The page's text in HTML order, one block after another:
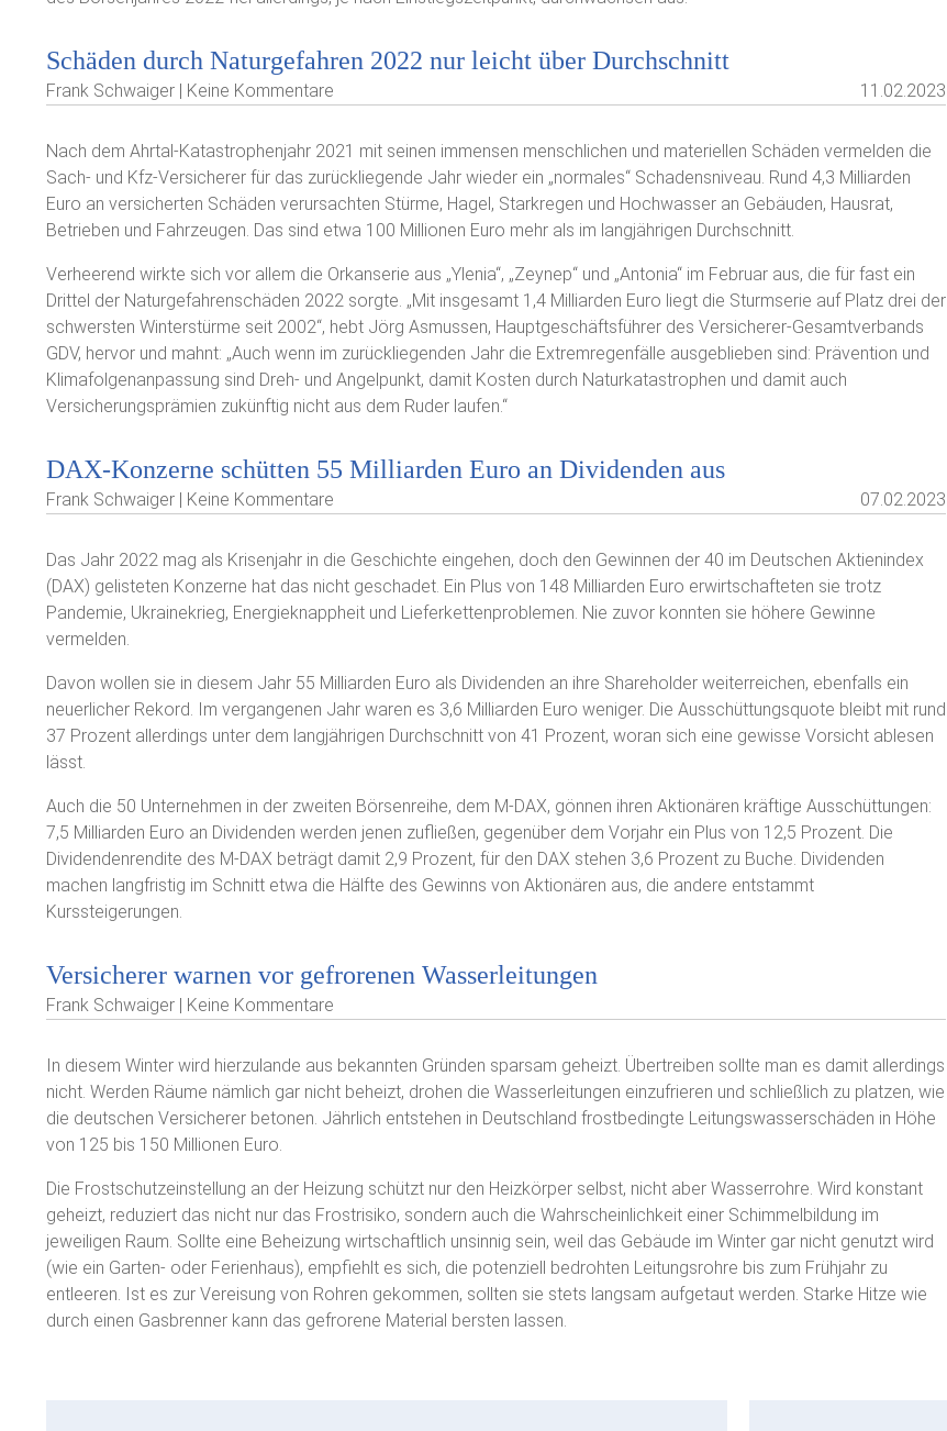
Schäden durch Naturgefahren 2022 nur leicht über Durchschnitt
Frank Schwaiger | Keine Kommentare 11.02.2023
Nach dem Ahrtal-Katastrophenjahr 2021 mit seinen immensen menschlichen und materiellen Schäden vermelden die
Sach- und Kfz-Versicherer für das zurückliegende Jahr wieder ein „normales“ Schadensniveau. Rund 4,3 Milliarden
Euro an versicherten Schäden verursachten Stürme, Hagel, Starkregen und Hochwasser an Gebäuden, Hausrat,
Betrieben und Fahrzeugen. Das sind etwa 100 Millionen Euro mehr als im langjährigen Durchschnitt.
Verheerend wirkte sich vor allem die Orkanserie aus „Ylenia“, „Zeynep“ und „Antonia“ im Februar aus, die für fast ein
Drittel der Naturgefahrenschäden 2022 sorgte. „Mit insgesamt 1,4 Milliarden Euro liegt die Sturmserie auf Platz drei der
schwersten Winterstürme seit 2002“, hebt Jörg Asmussen, Hauptgeschäftsführer des Versicherer-Gesamtverbands
GDV, hervor und mahnt: „Auch wenn im zurückliegenden Jahr die Extremregenfälle ausgeblieben sind: Prävention und
Klimafolgenanpassung sind Dreh- und Angelpunkt, damit Kosten durch Naturkatastrophen und damit auch
Versicherungsprämien zukünftig nicht aus dem Ruder laufen.“
DAX-Konzerne schütten 55 Milliarden Euro an Dividenden aus
Frank Schwaiger | Keine Kommentare 07.02.2023
Das Jahr 2022 mag als Krisenjahr in die Geschichte eingehen, doch den Gewinnen der 40 im Deutschen Aktienindex
(DAX) gelisteten Konzerne hat das nicht geschadet. Ein Plus von 148 Milliarden Euro erwirtschafteten sie trotz
Pandemie, Ukrainekrieg, Energieknappheit und Lieferkettenproblemen. Nie zuvor konnten sie höhere Gewinne
vermelden.
Davon wollen sie in diesem Jahr 55 Milliarden Euro als Dividenden an ihre Shareholder weiterreichen, ebenfalls ein
neuerlicher Rekord. Im vergangenen Jahr waren es 3,6 Milliarden Euro weniger. Die Ausschüttungsquote bleibt mit rund
37 Prozent allerdings unter dem langjährigen Durchschnitt von 41 Prozent, woran sich eine gewisse Vorsicht ablesen
lässt.
Auch die 50 Unternehmen in der zweiten Börsenreihe, dem M-DAX, gönnen ihren Aktionären kräftige Ausschüttungen:
7,5 Milliarden Euro an Dividenden werden jenen zufließen, gegenüber dem Vorjahr ein Plus von 12,5 Prozent. Die
Dividendenrendite des M-DAX beträgt damit 2,9 Prozent, für den DAX stehen 3,6 Prozent zu Buche. Dividenden
machen langfristig im Schnitt etwa die Hälfte des Gewinns von Aktionären aus, die andere entstammt
Kurssteigerungen.
Versicherer warnen vor gefrorenen Wasserleitungen
Frank Schwaiger | Keine Kommentare
In diesem Winter wird hierzulande aus bekannten Gründen sparsam geheizt. Übertreiben sollte man es damit allerdings
nicht. Werden Räume nämlich gar nicht beheizt, drohen die Wasserleitungen einzufrieren und schließlich zu platzen, wie
die deutschen Versicherer betonen. Jährlich entstehen in Deutschland frostbedingte Leitungswasserschäden in Höhe
von 125 bis 150 Millionen Euro.
Die Frostschutzeinstellung an der Heizung schützt nur den Heizkörper selbst, nicht aber Wasserrohre. Wird konstant
geheizt, reduziert das nicht nur das Frostrisiko, sondern auch die Wahrscheinlichkeit einer Schimmelbildung im
jeweiligen Raum. Sollte eine Beheizung wirtschaftlich unsinnig sein, weil das Gebäude im Winter gar nicht genutzt wird
(wie ein Garten- oder Ferienhaus), empfiehlt es sich, die potenziell bedrohten Leitungsrohre bis zum Frühjahr zu
entleeren. Ist es zur Vereisung von Rohren gekommen, sollten sie stets langsam aufgetaut werden. Starke Hitze wie
durch einen Gasbrenner kann das gefrorene Material bersten lassen.